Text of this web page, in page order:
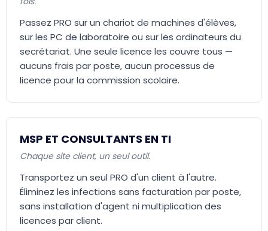
Passez PRO sur un chariot de machines d'élèves,
sur les PC de laboratoire ou sur les ordinateurs du
secrétariat. Une seule licence les couvre tous —
aucuns frais par poste, aucun processus de
licence pour la commission scolaire.
MSP ET CONSULTANTS EN TI
Chaque site client, un seul outil.
Transportez un seul PRO d'un client à l'autre.
Éliminez les infections sans facturation par poste,
sans installation d'agent ni multiplication des
licences par client.